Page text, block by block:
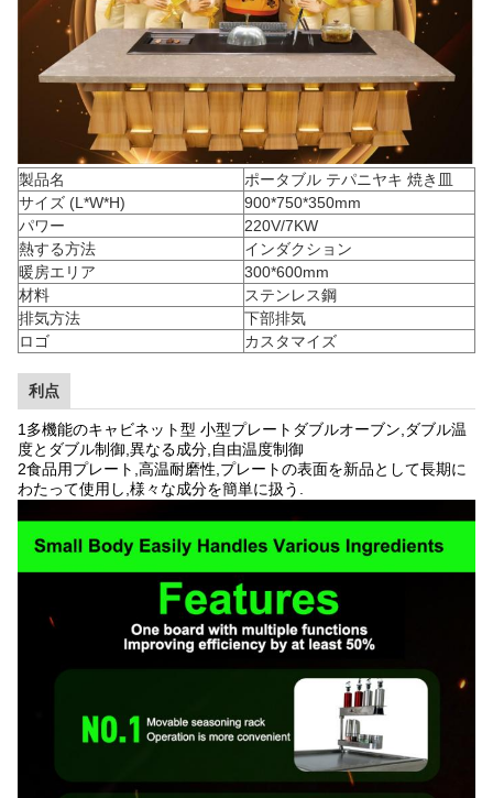
製品名
ポータブル テパニヤキ 焼き皿
サイズ (L*W*H)
900*750*350mm
パワー
220V/7KW
熱する方法
インダクション
暖房エリア
300*600mm
材料
ステンレス鋼
排気方法
下部排気
ロゴ
カスタマイズ
利点
1多機能のキャビネット型 小型プレートダブルオーブン,ダブル温
度とダブル制御,異なる成分,自由温度制御
2食品用プレート,高温耐磨性,プレートの表面を新品として長期に
わたって使用し,様々な成分を簡単に扱う.